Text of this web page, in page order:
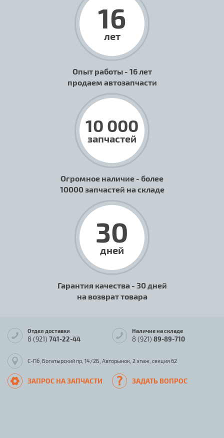
16
лет
Опыт работы - 16 лет
продаем автозапчасти
10 000
запчастей
Огромное наличие - более
10000 запчастей на складе
30
дней
Гарантия качества - 30 дней
на возврат товара
Отдел доставки
8 (921) 741-22-44
Наличие на складе
8 (921) 89-89-710
С-Пб, Богатырский пр, 14/2Б, Авторынок, 2 этаж, секция 62
ЗАПРОС НА ЗАПЧАСТИ ЗАДАТЬ ВОПРОС